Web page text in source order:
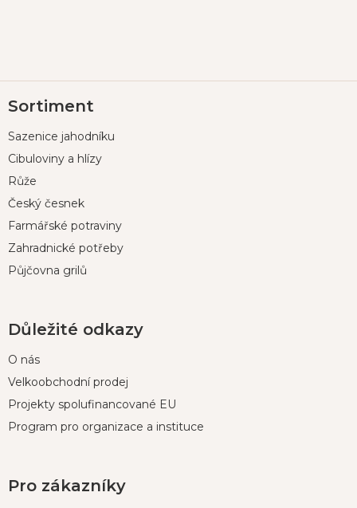
á
a
Sortiment
Sazenice jahodníku
Cibuloviny a hlízy
Růže
Český česnek
Farmářské potraviny
Zahradnické potřeby
Půjčovna grilů
Důležité odkazy
O nás
Velkoobchodní prodej
Projekty spolufinancované EU
Program pro organizace a instituce
Pro zákazníky